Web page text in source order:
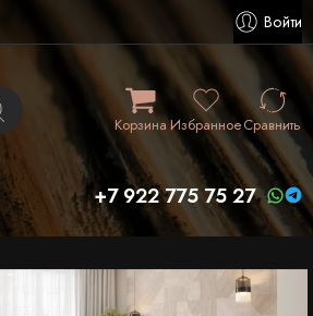
Войти
КорзинаИзбранноеСравнить
+7 922 775 75 27